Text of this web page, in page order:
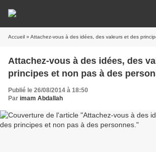
Accueil » Attachez-vous à des idées, des valeurs et des principes
Attachez-vous à des idées, des
principes et non pas à des
Publié le 26/08/2014 à 18:50
Par imam Abdallah